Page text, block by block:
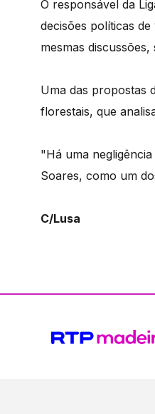
O responsável da
decisões políticas
mesmas
Uma das propostas
florestais, que
"Há uma
Soares, como um
C/Lusa